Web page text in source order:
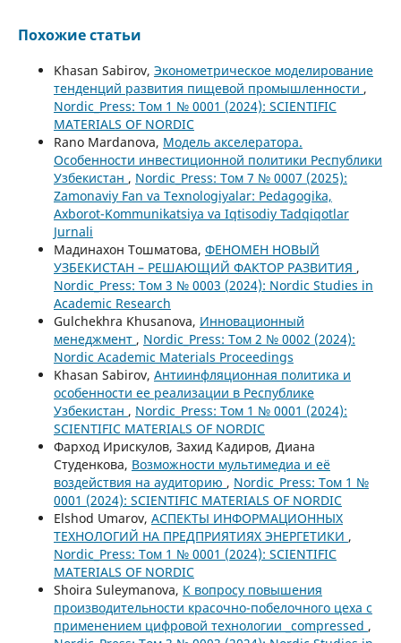
Похожие статьи
Khasan Sabirov, Эконометрическое моделирование
тенденций развития пищевой промышленности ,
Nordic_Press: Том 1 № 0001 (2024): SCIENTIFIC
MATERIALS OF NORDIC
Rano Mardanova, Модель акселератора.
Особенности инвестиционной политики Республики
Узбекистан , Nordic_Press: Том 7 № 0007 (2025):
Zamonaviy Fan va Texnologiyalar: Pedagogika,
Axborot-Kommunikatsiya va Iqtisodiy Tadqiqotlar
Jurnali
Мадинахон Тошматова, ФЕНОМЕН НОВЫЙ
УЗБЕКИСТАН – РЕШАЮЩИЙ ФАКТОР РАЗВИТИЯ ,
Nordic_Press: Том 3 № 0003 (2024): Nordic Studies in
Academic Research
Gulchekhra Khusanova, Инновационный
менеджмент , Nordic_Press: Том 2 № 0002 (2024):
Nordic Academic Materials Proceedings
Khasan Sabirov, Антиинфляционная политика и
особенности ее реализации в Республике
Узбекистан , Nordic_Press: Том 1 № 0001 (2024):
SCIENTIFIC MATERIALS OF NORDIC
Фарход Ирискулов, Захид Кадиров, Диана
Студенкова, Возможности мультимедиа и её
воздействия на аудиторию , Nordic_Press: Том 1 №
0001 (2024): SCIENTIFIC MATERIALS OF NORDIC
Elshod Umarov, АСПЕКТЫ ИНФОРМАЦИОННЫХ
ТЕХНОЛОГИЙ НА ПРЕДПРИЯТИЯХ ЭНЕРГЕТИКИ ,
Nordic_Press: Том 1 № 0001 (2024): SCIENTIFIC
MATERIALS OF NORDIC
Shoira Suleymanova, К вопросу повышения
производительности красочно-побелочного цеха с
применением цифровой технологии _compressed ,